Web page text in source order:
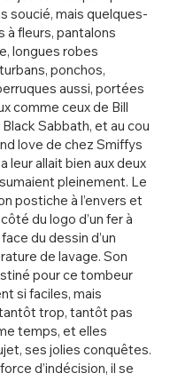
soucié, mais quelques-
à fleurs, pantalons
longues robes
ponchos,
aussi, portées
comme ceux de Bill
Sabbath, et au cou
love de chez Smiffys
leur allait bien aux deux
pleinement. Le
postiche à l’envers et
du logo d’un fer à
du dessin d’un
de lavage. Son
pour ce tombeur
si faciles, mais
trop, tantôt pas
temps, et elles
ses jolies conquêtes.
d’indécision, il se